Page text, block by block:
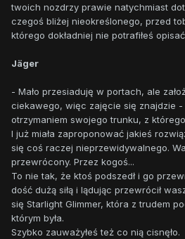
twoich nozdrzy prawie natychmiast
czegoś bliżej nieokreślonego, przed
którego dokładniej nie potrafiłeś
Jäger
- Mało przesiaduję w portach, ale
ciekawego, więc zajęcie się znajdzie -
otrzymaniem swojego trunku, z którego
I już miała zaproponować jakieś
się coś raczej nieprzewidywalnego.
przewrócony. Przez kogoś...
To nie tak, że ktoś podszedł i go
dość dużą siłą i lądując przewrócił
się Starlight Glimmer, która z trudem
którym była.
Szybko zauważyłeś też co nią cisnęło.